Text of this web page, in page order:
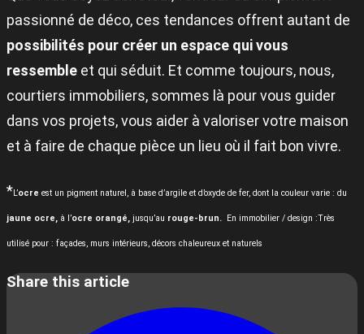
passionné de déco, ces tendances offrent autant de
possibilités pour créer un espace qui vous
ressemble et qui séduit. Et comme toujours, nous,
courtiers immobiliers, sommes là pour vous guider
dans vos projets, vous aider à valoriser votre maison
et à faire de chaque pièce un lieu où il fait bon vivre.
*L’ocre est un pigment naturel, à base d’argile et d’oxyde de fer, dont la couleur varie : du
jaune ocre, à l’ocre orangé, jusqu’au rouge-brun. En immobilier / design :Très
utilisé pour : façades, murs intérieurs, décors chaleureux et naturels
Share this article